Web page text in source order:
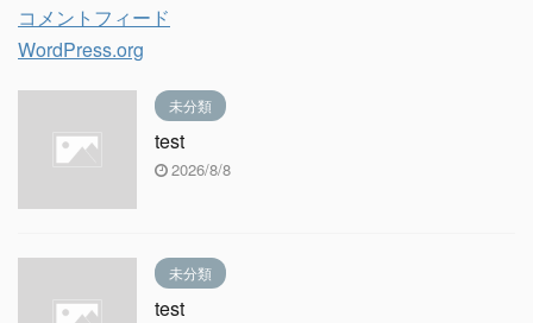
コメントフィード
WordPress.org
未分類
test
2026/8/8
未分類
test